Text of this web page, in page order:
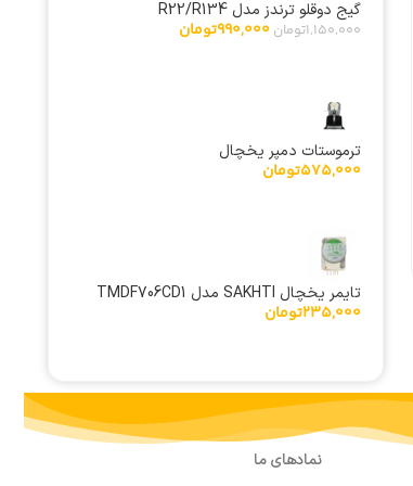
گیربکس پنکه پارس خزر سه
تومان
گیج دوقلو ترندز مدل R22/R134
1,150,000تومان 990,000تومان
ترموستات دمپر یخچال
575,000تومان
تایمر یخچال SAKHTI مدل TMDF706CD1
235,000تومان
نمادهای ما